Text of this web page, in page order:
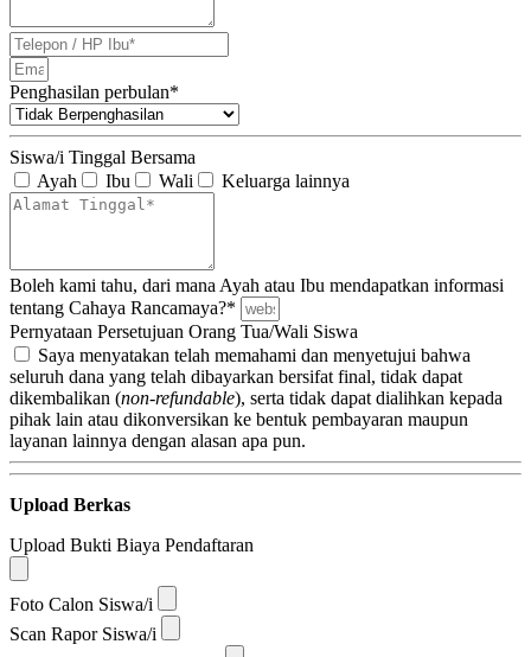
Penghasilan perbulan*
Siswa/i Tinggal Bersama
Ayah
Ibu Wali Keluarga lainnya
Boleh kami tahu, dari mana Ayah atau Ibu mendapatkan informasi
tentang Cahaya Rancamaya?*
Pernyataan Persetujuan Orang Tua/Wali Siswa
Saya menyatakan telah memahami dan menyetujui bahwa
seluruh dana yang telah dibayarkan bersifat final, tidak dapat
dikembalikan (non-refundable), serta tidak dapat dialihkan kepada
pihak lain atau dikonversikan ke bentuk pembayaran maupun
layanan lainnya dengan alasan apa pun.
Upload Berkas
Upload Bukti Biaya Pendaftaran
Foto Calon Siswa/i
Scan Rapor Siswa/i